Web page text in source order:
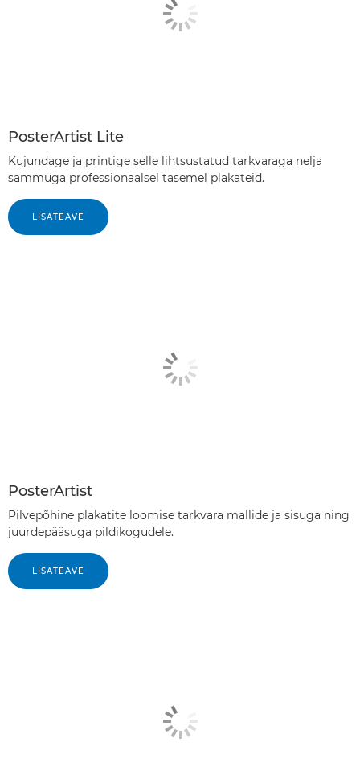
PosterArtist Lite
Kujundage ja printige selle lihtsustatud tarkvaraga nelja
sammuga professionaalsel tasemel plakateid.
LISATEAVE
PosterArtist
Pilvepõhine plakatite loomise tarkvara mallide ja sisuga ning
juurdepääsuga pildikogudele.
LISATEAVE